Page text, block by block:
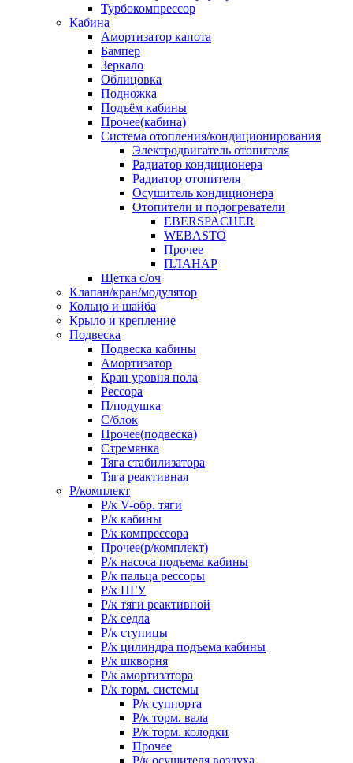
Турбокомпрессор
Кабина
Амортизатор капота
Бампер
Зеркало
Облицовка
Подножка
Подъём кабины
Прочее(кабина)
Система отопления/кондиционирования
Электродвигатель отопителя
Радиатор кондиционера
Радиатор отопителя
Осушитель кондиционера
Отопители и подогреватели
EBERSPACHER
WEBASTO
Прочее
ПЛАНАР
Щетка с/оч
Клапан/кран/модулятор
Кольцо и шайба
Крыло и крепление
Подвеска
Подвеска кабины
Амортизатор
Кран уровня пола
Рессора
П/подушка
С/блок
Прочее(подвеска)
Стремянка
Тяга стабилизатора
Тяга реактивная
Р/комплект
Р/к V-обр. тяги
Р/к кабины
Р/к компрессора
Прочее(р/комплект)
Р/к насоса подъема кабины
Р/к пальца рессоры
Р/к ПГУ
Р/к тяги реактивной
Р/к седла
Р/к ступицы
Р/к цилиндра подъема кабины
Р/к шкворня
Р/к амортизатора
Р/к торм. системы
Р/к суппорта
Р/к торм. вала
Р/к торм. колодки
Прочее